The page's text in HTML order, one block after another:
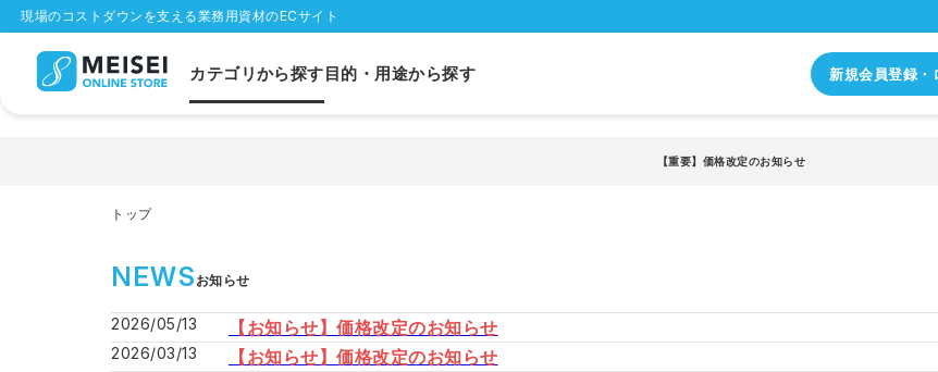
現場のコストダウンを支える業務用資材のECサイト
カテゴリから探す目的・用途から探す 新規会員登録・
【重要】価格改定のお知らせ
トップ
NEWS お知らせ
2026/05/13 【お知らせ】価格改定のお知らせ
2026/03/13 【お知らせ】価格改定のお知らせ